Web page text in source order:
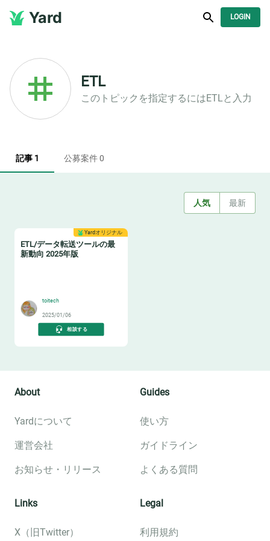
Yard LOGIN
ETL
このトピックを指定するにはETLと入力
記事 1 公募案件 0
人気 最新
Yardオリジナル
ETL/データ転送ツールの最
新動向 2025年版
toitech
2025/01/06
相談する
About
Yardについて
運営会社
お知らせ・リリース
Guides
使い方
ガイドライン
よくある質問
Links
X（旧Twitter）
Legal
利用規約